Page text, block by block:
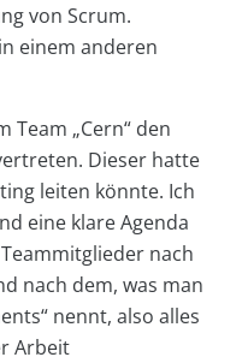
von Scrum.
einem anderen
Team „Cern“ den
Dieser hatte
leiten könnte. Ich
eine klare Agenda
nach
nach dem, was man
nennt, also alles
Arbeit